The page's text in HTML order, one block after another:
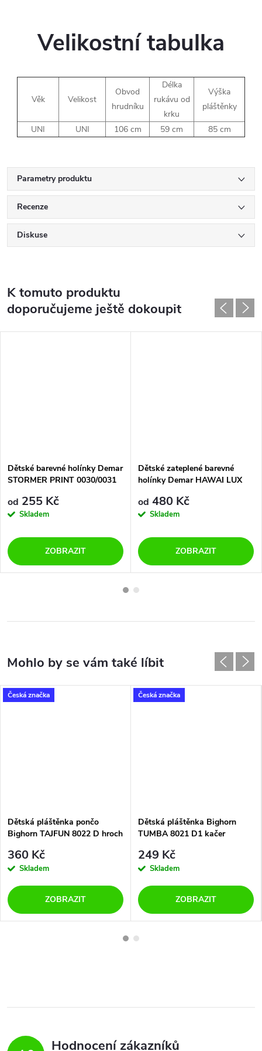
Velikostní tabulka
Věk Velikost
Obvod
hrudníku
Délka
rukávu od
krku
Výška
pláštěnky
UNI UNI 106 cm 59 cm 85 cm
Parametry produktu
Recenze
Diskuse
K tomuto produktu
doporučujeme ještě dokoupit
Dětské barevné holínky Demar
STORMER PRINT 0030/0031
od 255 Kč
Skladem
ZOBRAZIT
Dětské zateplené barevné
holínky Demar HAWAI LUX
oceán
od 480 Kč
Skladem
ZOBRAZIT
Česká značka
Dětská pláštěnka pončo
Bighorn TAJFUN 8022 D hroch
360 Kč
Skladem
ZOBRAZIT
Česká značka
Dětská pláštěnka Bighorn
TUMBA 8021 D1 kačer
249 Kč
Skladem
ZOBRAZIT
Hodnocení zákazníků